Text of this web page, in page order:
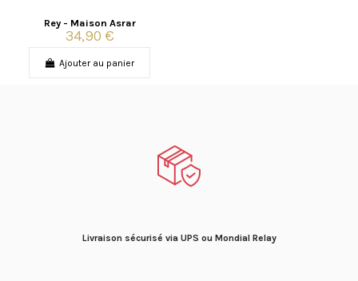
Rey - Maison Asrar
34,90 €
Ajouter au panier
Livraison sécurisé via UPS ou Mondial Relay